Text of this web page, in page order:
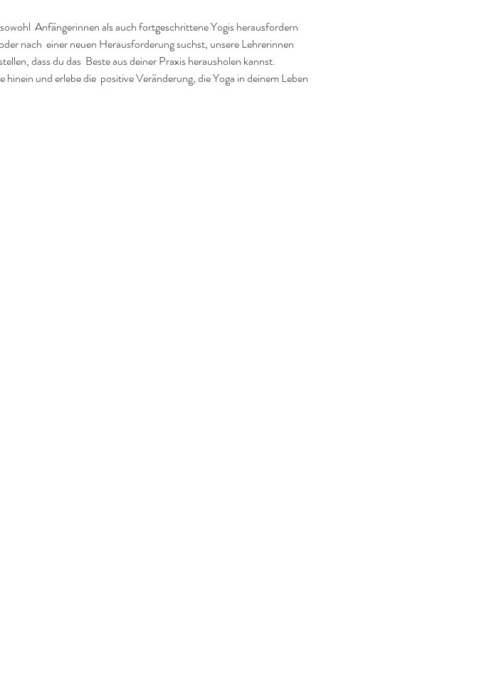
Anfängerinnen als auch fortgeschrittene Yogis herausfordern
nach  einer neuen Herausforderung suchst, unsere Lehrerinnen
dass du das  Beste aus deiner Praxis herausholen kannst.
und erlebe die  positive Veränderung, die Yoga in deinem Leben